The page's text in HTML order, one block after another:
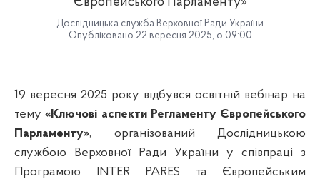
Дослідницька служба Верховної Ради України
Опубліковано 22 вересня 2025, о 09:00
19 вересня 2025 року відбувся освітній вебінар на
тему«Ключові аспекти Регламенту Європейського
Парламенту», організований Дослідницькою
службою Верховної Ради України у співпраці з
Програмою INTER PARES та Європейським